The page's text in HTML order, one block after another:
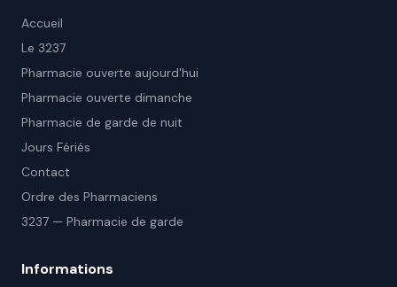
Accueil
Le 3237
Pharmacie ouverte aujourd'hui
Pharmacie ouverte dimanche
Pharmacie de garde de nuit
Jours Fériés
Contact
Ordre des Pharmaciens
3237 — Pharmacie de garde
Informations